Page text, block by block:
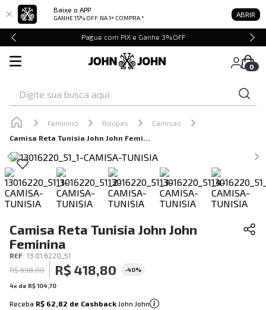
Baixe o APP
GANHE 15% OFF NA 1ª COMPRA * ABRIR
Pague com PIX e Ganhe 3%OFF
0
Feminino Roupas
Camisas
Camisa Reta Tunisia John John Feminina
Camisa Reta Tunisia John John
Feminina
REF: 13.01.6220_51
R$ 698,00 R$ 418,80 -40%
4x de R$104 70
Receba R$ 62,82 de Cashback John John